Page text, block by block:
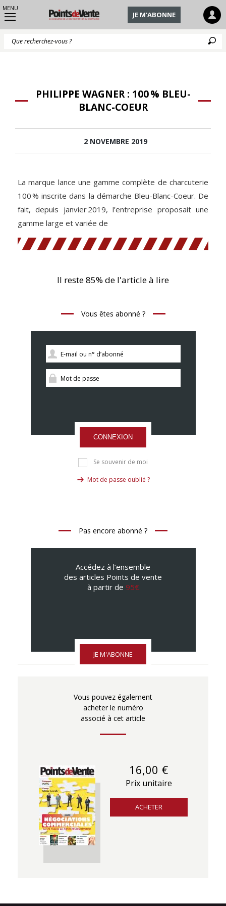
MENU
JE M'ABONNE
PHILIPPE WAGNER : 100 % BLEU-
BLANC-COEUR
2 NOVEMBRE 2019
La marque lance une gamme complète de charcuterie
100 % inscrite dans la démarche Bleu-Blanc-Coeur. De
fait, depuis janvier 2019, l’entreprise proposait une
gamme large et variée de
Il reste 85% de l'article à lire
Vous êtes abonné ?
CONNEXION
Se souvenir de moi
Mot de passe oublié ?
Pas encore abonné ?
Accédez à l’ensemble
des articles Points de vente
à partir de 95€
JE M'ABONNE
Vous pouvez également
acheter le numéro
associé à cet article
16,00 €
Prix unitaire
ACHETER